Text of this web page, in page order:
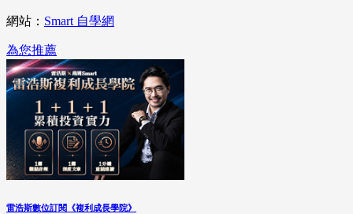
網站： Smart 自學網
為您推薦
雷浩斯數位訂閱《複利成長學院》